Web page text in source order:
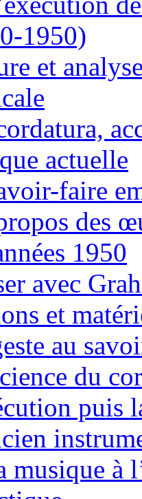
1950)
et
actuelle
faire
des
1950
avec
et
au
du
puis
musique à